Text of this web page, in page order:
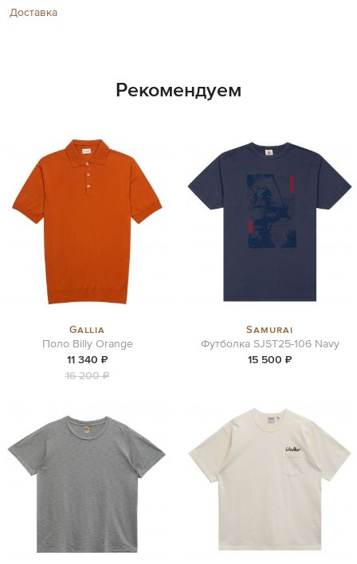
Доставка
Рекомендуем
Gallia
Поло Billy Orange
11 340 ₽
16 200 ₽
Samurai
Футболка SJST25-106 Navy
15 500 ₽